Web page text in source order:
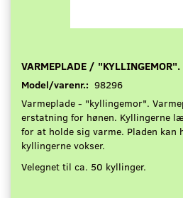
VARMEPLADE /
Model/varenr.: 98296
Varmeplade - "kyllingemor".
erstatning for hønen. Kyllingerne
for at holde sig varme. Pladen
kyllingerne vokser.
Velegnet til ca. 50 kyllinger.